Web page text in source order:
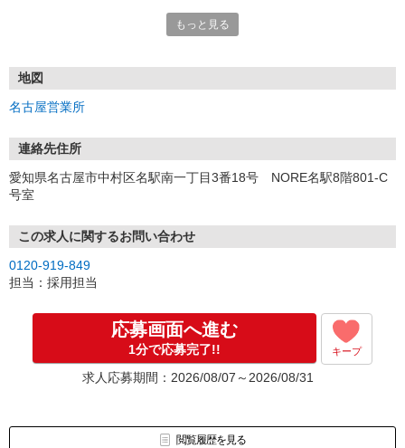
①応募から3営業日を目安に、メールorお電話でご連絡します。
★スマホでWEB面接（LINEなど）・出張面接・事務所面接と選べま
す
③面接実施（履歴書不要）
④勤務開始（スタート日は応相談）
お気軽にご応募ください♪
もっと見る
地図
名古屋営業所
連絡先住所
愛知県名古屋市中村区名駅南一丁目3番18号 NORE名駅8階801-C
号室
この求人に関するお問い合わせ
0120-919-849
担当：採用担当
応募画面へ進む
1分で応募完了!! キープ
求人応募期間：2026/08/07～2026/08/31
閲覧履歴を見る